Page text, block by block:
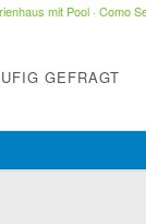
mit Pool· Como
GEFRAGT